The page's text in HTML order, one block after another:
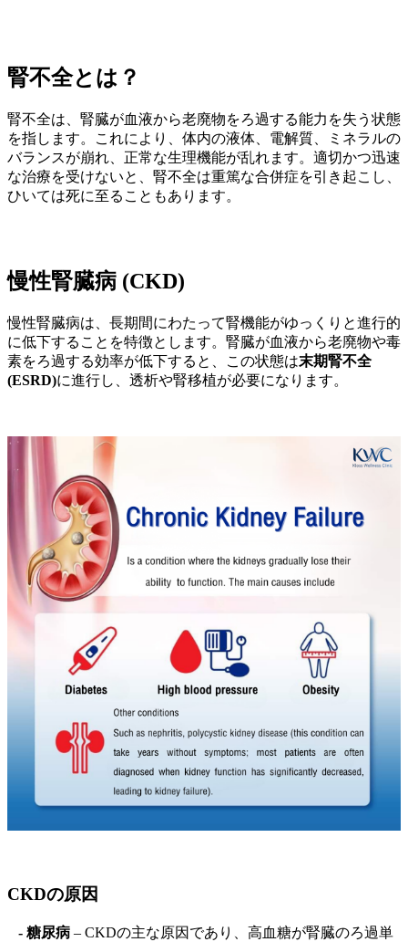
腎不全とは？
腎不全は、腎臓が血液から老廃物をろ過する能力を失う状態
を指します。これにより、体内の液体、電解質、ミネラルの
バランスが崩れ、正常な生理機能が乱れます。適切かつ迅速
な治療を受けないと、腎不全は重篤な合併症を引き起こし、
ひいては死に至ることもあります。
慢性腎臓病 (CKD)
慢性腎臓病は、長期間にわたって腎機能がゆっくりと進行的
に低下することを特徴とします。腎臓が血液から老廃物や毒
素をろ過する効率が低下すると、この状態は末期腎不全
(ESRD)に進行し、透析や腎移植が必要になります。
CKDの原因
- 糖尿病 – CKDの主な原因であり、高血糖が腎臓のろ過単